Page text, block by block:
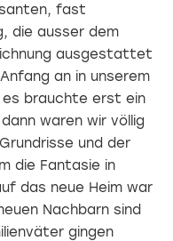
fast
die ausser dem
ausgestattet
an in unserem
es brauchte erst ein
waren wir völlig
und der
die Fantasie in
das neue Heim war
Nachbarn sind
gingen